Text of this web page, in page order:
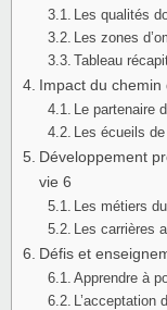
Les qualités
Les zones
Tableau
Impact du
Le partenaire
Les écueils
Développement
vie 6
Les métiers
Les carrières
Défis et
Apprendre à
L’acceptation